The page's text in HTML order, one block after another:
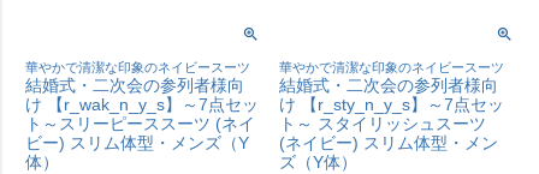
華やかで清潔な印象のネイビースーツ
結婚式・二次会の参列者様向
け 【r_wak_n_y_s】～7点セッ
ト～スリーピーススーツ (ネイ
ビー) スリム体型・メンズ（Y
体）
華やかで清潔な印象のネイビースーツ
結婚式・二次会の参列者様向
け 【r_sty_n_y_s】～7点セッ
ト～ スタイリッシュスーツ
(ネイビー) スリム体型・メン
ズ（Y体）